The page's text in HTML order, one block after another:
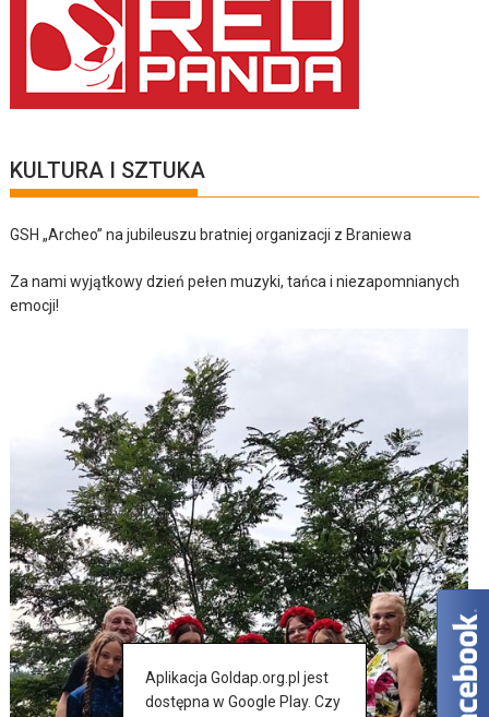
KULTURA I SZTUKA
GSH „Archeo” na jubileuszu bratniej organizacji z Braniewa
Za nami wyjątkowy dzień pełen muzyki, tańca i niezapomnianych
emocji!
Aplikacja Goldap.org.pl jest
dostępna w Google Play. Czy